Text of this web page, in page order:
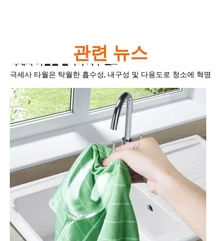
관련 뉴스
극세사 타월은 탁월한 흡수성, 내구성 및 다용도로 청소에 혁명